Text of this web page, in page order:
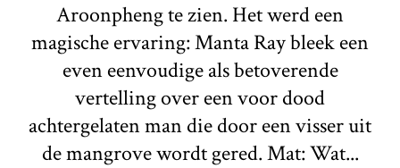
Aroonpheng te zien. Het werd een
magische ervaring: Manta Ray bleek een
even eenvoudige als betoverende
vertelling over een voor dood
achtergelaten man die door een visser uit
de mangrove wordt gered. Mat: Wat...